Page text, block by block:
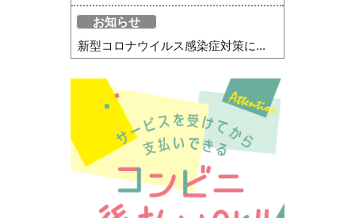
お知らせ
新型コロナウイルス感染症対策に...